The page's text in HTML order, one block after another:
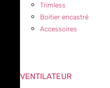
Trimless
Boitier encastré
Accessoires
VENTILATEUR